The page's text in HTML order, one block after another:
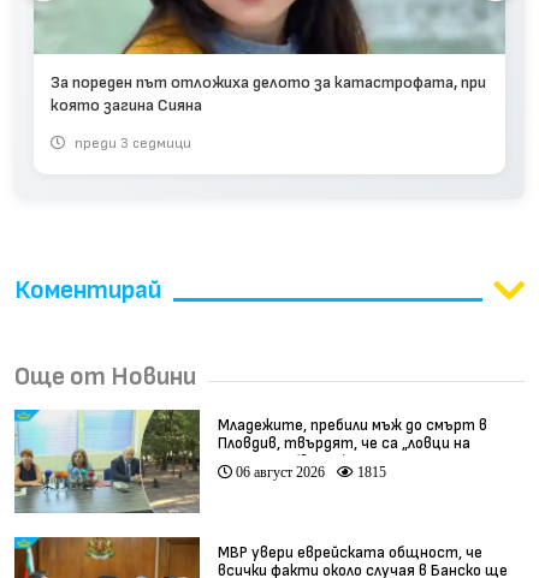
За пореден път отложиха делото за катастрофата, при
която загина Сияна
преди 3 седмици
Коментирай
Още от Новини
Младежите, пребили мъж до смърт в
Пловдив, твърдят, че са „ловци на
педофили” (видео)
06 август 2026 1815
МВР увери еврейската общност, че
всички факти около случая в Банско ще